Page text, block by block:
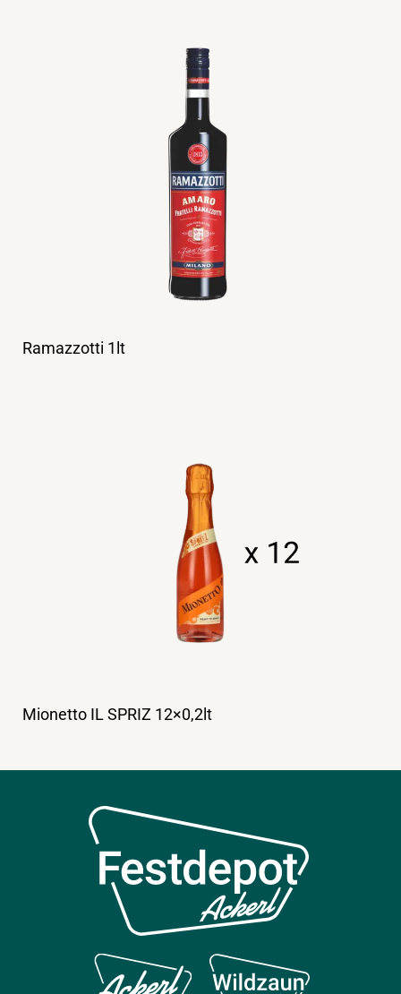
Ramazzotti 1lt
Mionetto IL SPRIZ 12×0,2lt